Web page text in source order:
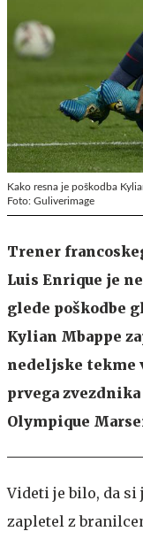
Kako resna je poškodba
Foto: Guliverimage
Trener
Luis Enrique je
glede poškodbe
Kylian Mbappe
nedeljske tekme
prvega
Olympique
Videti je bilo, da si
zapletel z